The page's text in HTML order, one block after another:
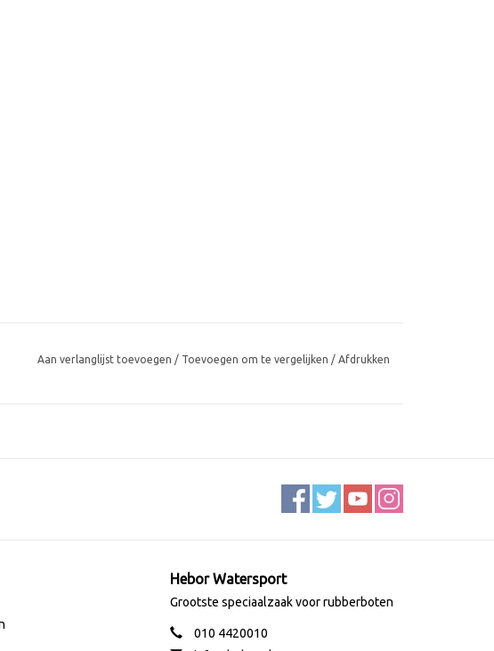
Aan verlanglijst toevoegen / Toevoegen om te vergelijken / Afdrukken
Hebor Watersport
Grootste speciaalzaak voor rubberboten
010 4420010